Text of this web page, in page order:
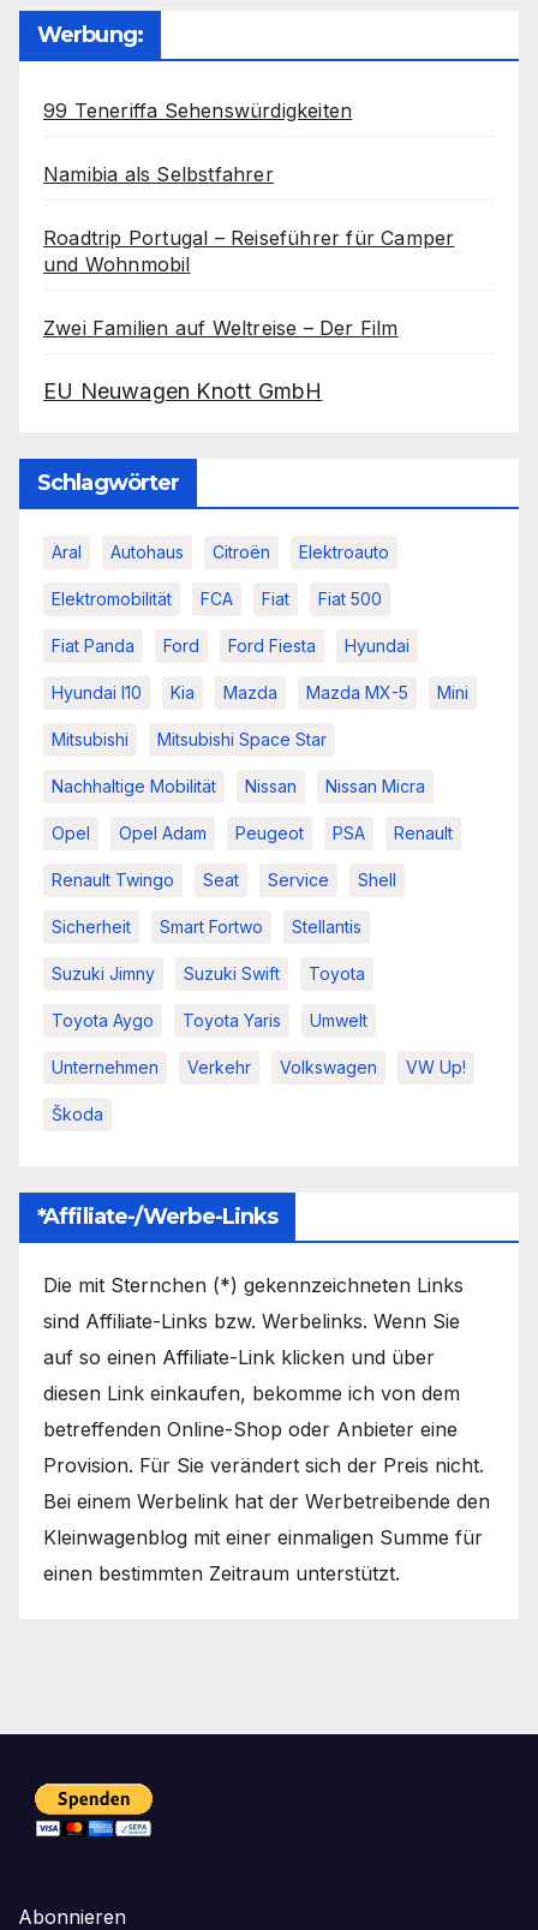
Werbung:
99 Teneriffa Sehenswürdigkeiten
Namibia als Selbstfahrer
Roadtrip Portugal – Reiseführer für Camper
und Wohnmobil
Zwei Familien auf Weltreise – Der Film
EU Neuwagen Knott GmbH
Schlagwörter
Aral Autohaus Citroën Elektroauto
Elektromobilität FCA Fiat Fiat 500
Fiat Panda Ford Ford Fiesta Hyundai
Hyundai I10 Kia Mazda Mazda MX-5 Mini
Mitsubishi Mitsubishi Space Star
Nachhaltige Mobilität Nissan Nissan Micra
Opel Opel Adam Peugeot PSA Renault
Renault Twingo Seat Service Shell
Sicherheit Smart Fortwo Stellantis
Suzuki Jimny Suzuki Swift Toyota
Toyota Aygo Toyota Yaris Umwelt
Unternehmen Verkehr Volkswagen VW Up!
Škoda
*Affiliate-/Werbe-Links
Die mit Sternchen (*) gekennzeichneten Links
sind Affiliate-Links bzw. Werbelinks. Wenn Sie
auf so einen Affiliate-Link klicken und über
diesen Link einkaufen, bekomme ich von dem
betreffenden Online-Shop oder Anbieter eine
Provision. Für Sie verändert sich der Preis nicht.
Bei einem Werbelink hat der Werbetreibende den
Kleinwagenblog mit einer einmaligen Summe für
einen bestimmten Zeitraum unterstützt.
Abonnieren